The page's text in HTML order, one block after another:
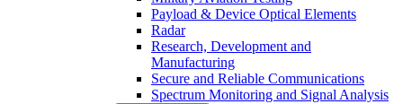
Payload & Device Optical Elements
Radar
Research, Development and
Manufacturing
Secure and Reliable Communications
Spectrum Monitoring and Signal Analysis